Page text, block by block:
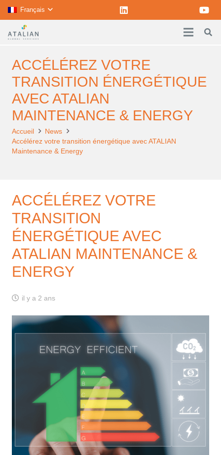
Français
ACCÉLÉREZ VOTRE
TRANSITION ÉNERGÉTIQUE
AVEC ATALIAN
MAINTENANCE & ENERGY
Accueil
News
Accélérez votre transition énergétique avec ATALIAN
Maintenance & Energy
ACCÉLÉREZ VOTRE
TRANSITION
ÉNERGÉTIQUE AVEC
ATALIAN MAINTENANCE &
ENERGY
il y a 2 ans